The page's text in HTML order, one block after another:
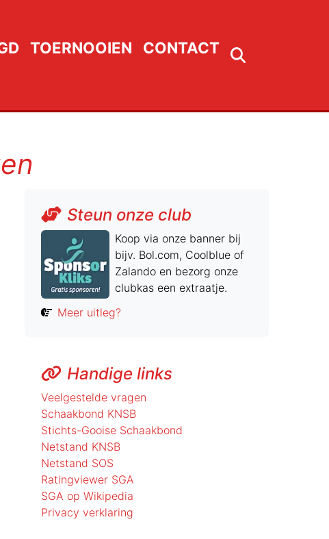
TOERNOOIEN CONTACT
Steun onze club
Koop via onze banner bij
bijv. Bol.com, Coolblue of
Zalando en bezorg onze
clubkas een extraatje.
Meer uitleg?
Handige links
Veelgestelde vragen
Schaakbond KNSB
Stichts-Gooise Schaakbond
Netstand KNSB
Netstand SOS
Ratingviewer SGA
SGA op Wikipedia
Privacy verklaring